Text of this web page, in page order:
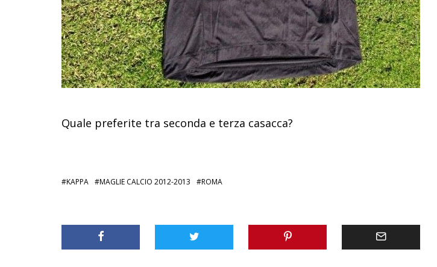
Quale preferite tra seconda e terza casacca?
KAPPA MAGLIE CALCIO 2012-2013 ROMA